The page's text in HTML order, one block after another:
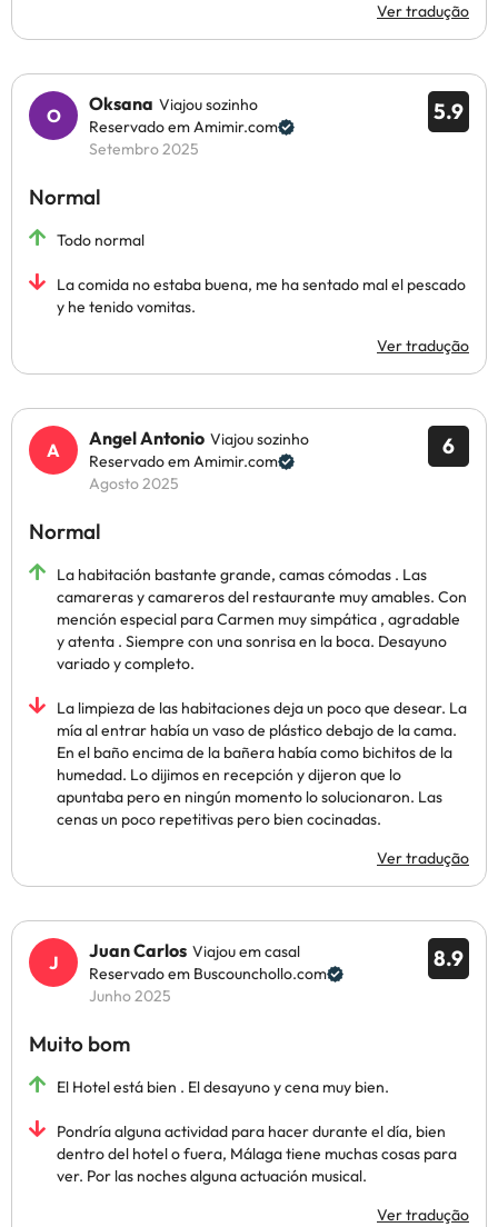
Ver tradução
5.9
Oksana Viajou sozinho
Reservado em Amimir.com
Setembro 2025
Normal
Todo normal
La comida no estaba buena, me ha sentado mal el pescado
y he tenido vomitas.
Ver tradução
6
Angel Antonio Viajou sozinho
Reservado em Amimir.com
Agosto 2025
Normal
La habitación bastante grande, camas cómodas . Las
camareras y camareros del restaurante muy amables. Con
mención especial para Carmen muy simpática , agradable
y atenta . Siempre con una sonrisa en la boca. Desayuno
variado y completo.
La limpieza de las habitaciones deja un poco que desear. La
mía al entrar había un vaso de plástico debajo de la cama.
En el baño encima de la bañera había como bichitos de la
humedad. Lo dijimos en recepción y dijeron que lo
apuntaba pero en ningún momento lo solucionaron. Las
cenas un poco repetitivas pero bien cocinadas.
Ver tradução
8.9
Juan Carlos Viajou em casal
Reservado em Buscounchollo.com
Junho 2025
Muito bom
El Hotel está bien . El desayuno y cena muy bien.
Pondría alguna actividad para hacer durante el día, bien
dentro del hotel o fuera, Málaga tiene muchas cosas para
ver. Por las noches alguna actuación musical.
Ver tradução